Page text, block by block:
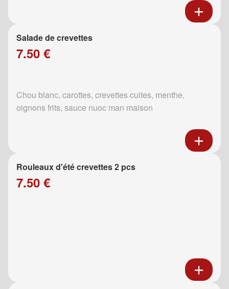
Salade de crevettes
7.50 €
Chou blanc, carottes, crevettes cuites, menthe,
oignons frits, sauce nuoc man maison
Rouleaux d'été crevettes 2 pcs
7.50 €